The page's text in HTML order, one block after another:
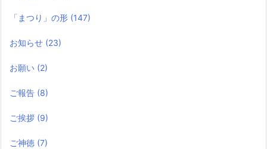
「まつり」の形 (147)
お知らせ (23)
お願い (2)
ご報告 (8)
ご挨拶 (9)
ご神徳 (7)